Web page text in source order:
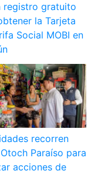
registro gratuito
la Tarjeta
Social MOBI en
recorren
Paraíso para
acciones de